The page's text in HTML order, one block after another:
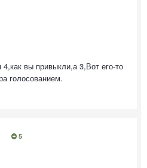
вы привыкли,а 3,Вот его-то
голосованием.
5